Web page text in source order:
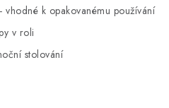
k opakovanému používání
v roli
stolování